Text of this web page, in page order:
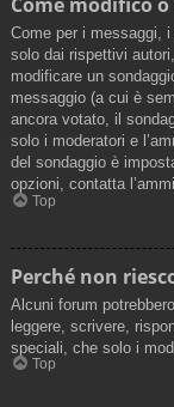
Come per i messaggi,
solo dai rispettivi
modificare un
messaggio (a cui è
ancora votato, il
solo i moderatori e
del sondaggio è
opzioni, contatta
Top
Perché non
Alcuni forum
leggere, scrivere,
speciali, che solo i
Top